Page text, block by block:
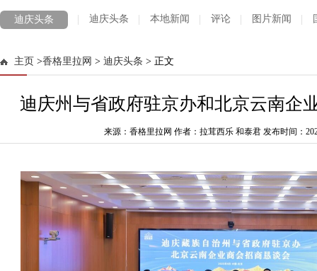
迪庆头条 迪庆头条 本地新闻 评论 图片新闻
主页 >香格里拉网 > 迪庆头条 > 正文
迪庆州与省政府驻京办和北京云南企
来源：香格里拉网 作者：拉茸西乐 和泰君 发布时间：